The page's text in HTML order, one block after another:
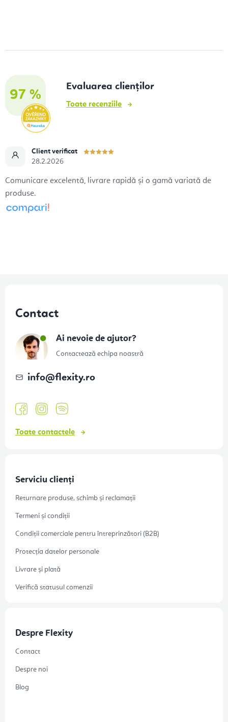
97 %
Evaluarea clienților
Toate recenziile
Client verificat
28.2.2026
Comunicare excelentă, livrare rapidă și o gamă variată de
produse.
Contact
Ai nevoie de ajutor?
Contactează echipa noastră
info@flexity.ro
Toate contactele
Serviciu clienți
Returnare produse, schimb și reclamații
Termeni și condiții
Condiții comerciale pentru întreprinzători (B2B)
Protecția datelor personale
Livrare și plată
Verifică statusul comenzii
Despre Flexity
Contact
Despre noi
Blog